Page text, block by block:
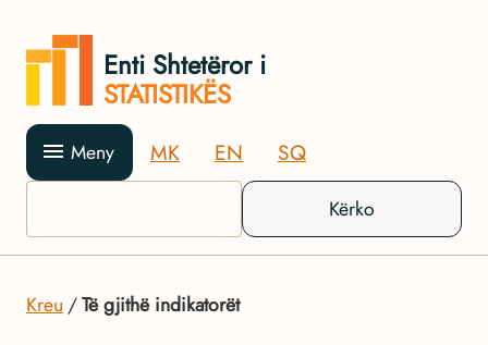
Enti Shtetëror i
STATISTIKËS
Meny MK EN SQ
Kërko
Kreu Të gjithë indikatorët